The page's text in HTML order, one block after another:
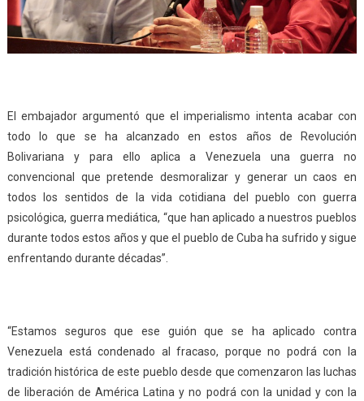
El embajador argumentó que el imperialismo intenta acabar con
todo lo que se ha alcanzado en estos años de Revolución
Bolivariana y para ello aplica a Venezuela una guerra no
convencional que pretende desmoralizar y generar un caos en
todos los sentidos de la vida cotidiana del pueblo con guerra
psicológica, guerra mediática, “que han aplicado a nuestros pueblos
durante todos estos años y que el pueblo de Cuba ha sufrido y sigue
enfrentando durante décadas”.
“Estamos seguros que ese guión que se ha aplicado contra
Venezuela está condenado al fracaso, porque no podrá con la
tradición histórica de este pueblo desde que comenzaron las luchas
de liberación de América Latina y no podrá con la unidad y con la